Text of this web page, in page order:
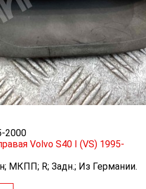
2000
Volvo S40 I (VS) 1995-
МКПП; R; Задн.; Из Германии.